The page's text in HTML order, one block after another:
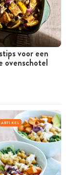
voor een
ovenschotel
ARTIKEL